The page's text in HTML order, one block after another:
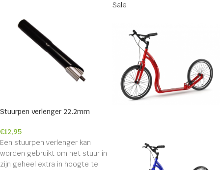
Stuurpen verlenger 22.2mm
€12,95
Een stuurpen verlenger kan
worden gebruikt om het stuur in
zijn geheel extra in hoogte te
Sale